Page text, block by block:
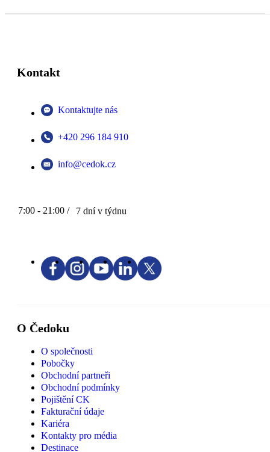
Kontakt
Kontaktujte nás
+420 296 184 910
info@cedok.cz
7:00 - 21:00 / 7 dní v týdnu
O Čedoku
O společnosti
Pobočky
Obchodní partneři
Obchodní podmínky
Pojištění CK
Fakturační údaje
Kariéra
Kontakty pro média
Destinace